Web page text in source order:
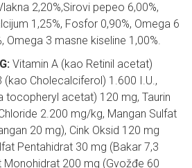
2,20%,Sirovi pepeo 6,00%,
1,25%, Fosfor 0,90%, Omega 6
Omega 3 masne kiseline 1,00%.
Vitamin A (kao Retinil acetat)
(kao Cholecalciferol) 1.600 I.U.,
tocopheryl acetat) 120 mg, Taurin
2.200 mg/kg, Mangan Sulfat
20 mg), Cink Oksid 120 mg
Pentahidrat 30 mg (Bakar 7,3
200 mg (Gvožđe 60